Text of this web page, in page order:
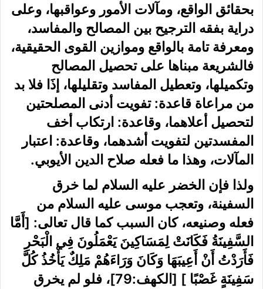
بحقائق الواقع، ومآلات الأمور وعواقبها، وعلى
دراية بفقه الترجيح بين المصالح والمفاسد،
ومعرفة تامة بالواقع وموازين القوى الحقيقية،
فالشريعة مبناها على تحصيل المصالح
وتكميلها، وتعطيل المفاسد وتقليلها، إذَا فلا بد
من مراعاة قاعدة: تفويت أدنى المصلحتين
لتحصيل أعلاهما، وقاعدة: ارتكاب أخف
المفسدتين لتفويت أشدهما، وقاعدة: اعتبار
المآلات، وهذا ما فعله صلاح الدين الأيوبي.
ولذا فإن الخضر عليه السلام لما خرق
السفينة، وتعجب موسى عليه السلام من
فعله وصنيعه، كان السبب كما قال تعالى: [أَمَّا
السَّفِينَةُ فَكَانَتْ لِمَسَاكِينَ يَعْمَلُونَ فِي الْبَحْرِ
فَأَرَدْتُ أَنْ أَعِيبَهَا وَكَانَ وَرَاءَهُمْ مَلِكٌ يَأْخُذُ كُلَّ
سَفِينَةٍ غَصْبًا ] [الكهف:79]، فلو لم يخرق